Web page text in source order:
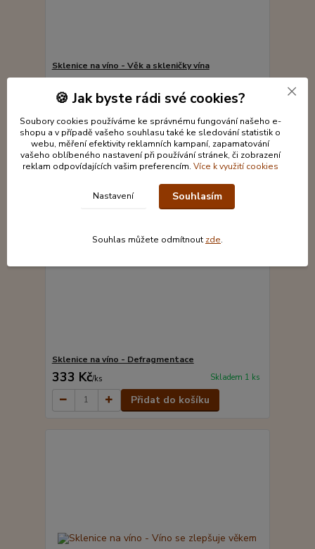
Sklenice na víno - Věk a skleničky vína
Přidat do košíku
Sklenice na víno - Defragmentace
333 Kč/ks Skladem 1 ks
Přidat do košíku
🍪 Jak byste rádi své cookies?
Soubory cookies používáme ke správnému fungování našeho e-
shopu a v případě vašeho souhlasu také ke sledování statistik o
webu, měření efektivity reklamních kampaní, zapamatování
vašeho oblíbeného nastavení při používání stránek, či zobrazení
reklam odpovídajících vašim preferencím. Více k využití cookies
Nastavení Souhlasím
Souhlas můžete odmítnout zde.